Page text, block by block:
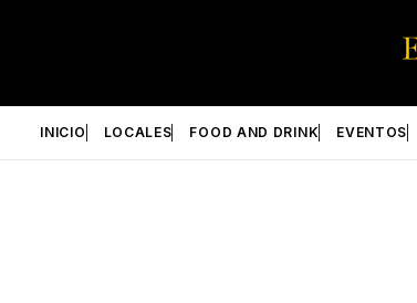
INICIO LOCALES FOOD AND DRINK EVENTOS